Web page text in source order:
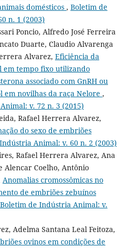
domésticos , Boletim de
n. 1 (2003)
Poncio, Alfredo José Ferreira
Duarte, Claudio Alvarenga
Alvarez, Eficiência da
em tempo fixo utilizando
associado com GnRH ou
em novilhas da raça Nelore ,
v. 72 n. 3 (2015)
Rafael Herrera Alvarez,
do sexo de embriões
Animal: v. 60 n. 2 (2003)
Rafael Herrera Alvarez, Ana
Alencar Coelho, Antônio
Anomalias cromossômicas no
de embriões zebuínos
Boletim de Indústria Animal: v.
Adelma Santana Leal Feitoza,
ovinos em condições de